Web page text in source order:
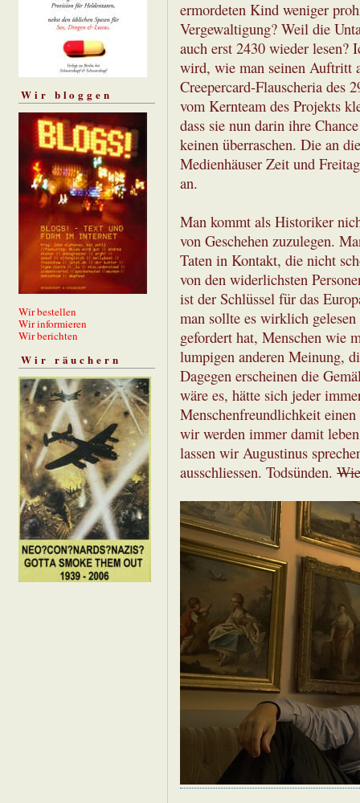
Wir bloggen
Wir bestellen
Wir informieren
Wir berichten
Wir räuchern
ermordeten Kind weniger
Vergewaltigung? Weil die
auch erst 2430 wieder lesen?
wird, wie man seinen Auftritt
Creepercard-Flauscheria des
vom Kernteam des Projekts
dass sie nun darin ihre
keinen überraschen. Die an
Medienhäuser Zeit und
an.
Man kommt als Historiker
von Geschehen zuzulegen.
Taten in Kontakt, die nicht
von den widerlichsten
ist der Schlüssel für das
man sollte es wirklich
gefordert hat, Menschen wie
lumpigen anderen Meinung,
Dagegen erscheinen die
wäre es, hätte sich jeder
Menschenfreundlichkeit
wir werden immer damit
lassen wir Augustinus
ausschliessen. Todsünden.